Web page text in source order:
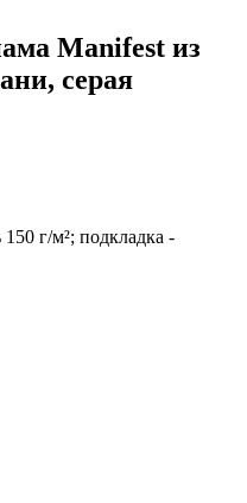
Manifest из
серая
г/м²; подкладка -